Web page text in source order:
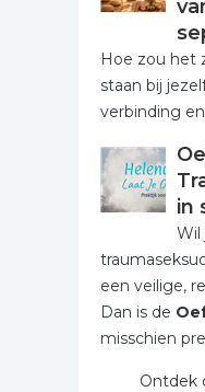
Hoe zou het
staan bij
verbinding
in
Wil
een veilige,
Dan is de
misschien
Ontdek